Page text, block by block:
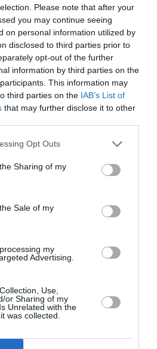
Please note that after your
you may continue seeing
on personal information utilized by
disclosed to third parties prior to
opt-out of the further
information by third parties on the
This information may
third parties on the IAB’s List of
that may further disclose it to other
Opt Outs
Sharing of my
Sale of my
my
Advertising.
Use,
or Sharing of my
Unrelated with the
was collected.
varas florales. Después del
secas que se van secando a
bajan para mantener el
En primavera los
de nuevo.